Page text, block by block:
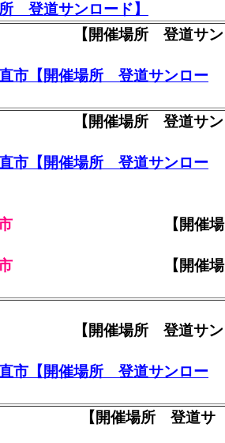
登道サンロード】
【開催場所 登道サン
市【開催場所 登道サンロー
【開催場所 登道サン
市【開催場所 登道サンロー
【開催場
【開催場
【開催場所 登道サン
市【開催場所 登道サンロー
【開催場所 登道サ